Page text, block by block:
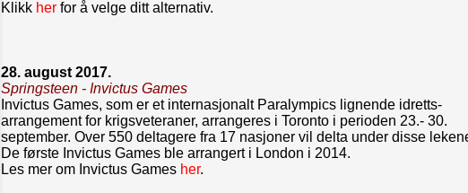
Klikk her for å velge ditt alternativ.
28. august 2017.
Springsteen - Invictus Games
Invictus Games, som er et internasjonalt Paralympics lignende idretts-
arrangement for krigsveteraner, arrangeres i Toronto i perioden 23.- 30.
september. Over 550 deltagere fra 17 nasjoner vil delta under disse
De første Invictus Games ble arrangert i London i 2014.
Les mer om Invictus Games her.